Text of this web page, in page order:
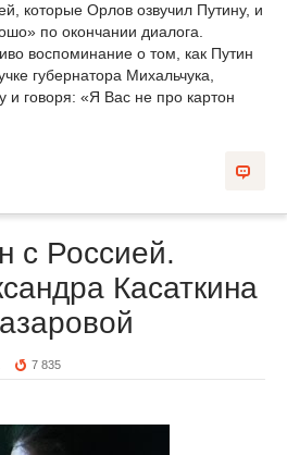
которые Орлов озвучил Путину, и
по окончании диалога.
воспоминание о том, как Путин
губернатора Михальчука,
и говоря: «Я Вас не про картон
с Россией.
Касаткина
7 835